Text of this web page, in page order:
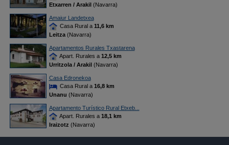
Etxarren / Arakil(Navarra)
Amaiur Landetxea
Casa Rural a 11,6 km
Leitza(Navarra)
Apartamentos Rurales Txastarena
Apart. Rurales a 12,5 km
Urritzola / Arakil(Navarra)
Casa Edronekoa
Casa Rural a 16,8 km
Unanu (Navarra)
Apartamento Turístico Rural Etxeb...
Apart. Rurales a 18,1 km
Iraizotz (Navarra)